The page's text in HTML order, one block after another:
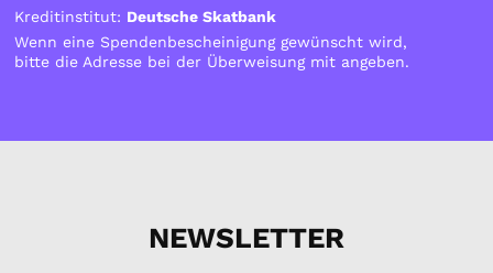
Kreditinstitut: Deutsche Skatbank
Wenn eine Spendenbescheinigung gewünscht wird,
bitte die Adresse bei der Überweisung mit angeben.
NEWSLETTER